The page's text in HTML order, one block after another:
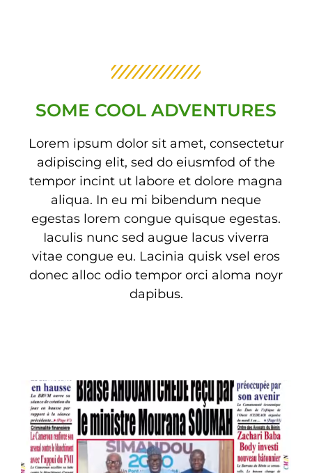
SOME COOL ADVENTURES
Lorem ipsum dolor sit amet, consectetur
adipiscing elit, sed do eiusmfod of the
tempor incint ut labore et dolore magna
aliqua. In eu mi bibendum neque
egestas lorem congue quisque egestas.
Iaculis nunc sed augue lacus viverra
vitae congue eu. Lacinia quisk vsel eros
donec alloc odio tempor orci aloma noyr
dapibus.